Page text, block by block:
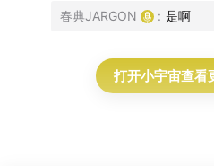
春典JARGON : 是啊
打开小宇宙查看